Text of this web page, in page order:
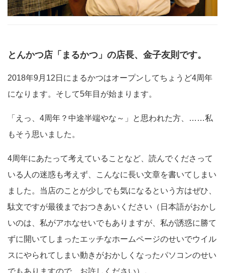
とんかつ店「まるかつ」の店長、金子友則です。
2018年9月12日にまるかつはオープンしてちょうど4周年
になります。そして5年目が始まります。
「えっ、4周年？中途半端やな～」と思われた方、……私
もそう思いました。
4周年にあたって考えていることなど、読んでくださって
いる人の迷惑も考えず、こんなに長い文章を書いてしまい
ました。当店のことが少しでも気になるという方はぜひ、
駄文ですが最後までおつきあいください（日本語がおかし
いのは、私がアホなせいでもありますが、私が誘惑に勝て
ずに開いてしまったエッチなホームページのせいでウイル
スにやられてしまい動きがおかしくなったパソコンのせい
でもありますので、お許しください）。